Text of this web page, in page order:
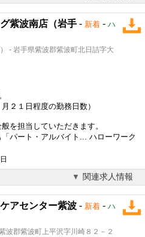
紫波南店（岩手 - 新着 - ハ
- 岩手県紫波郡紫波町北日詰字大
２１日程度の勤務日数）
を担当していただきます。
パート・アルバイト... ハローワーク
関連求人情報
アセンター紫波 - 新着 - ハ
郡紫波町上平沢字川崎８２－２